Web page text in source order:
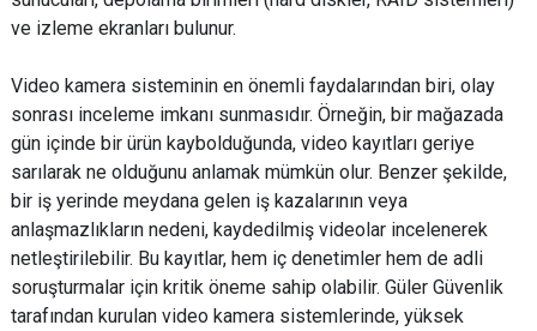
ve izleme ekranları bulunur.
Video kamera sisteminin en önemli faydalarından biri, olay
sonrası inceleme imkanı sunmasıdır. Örneğin, bir mağazada
gün içinde bir ürün kaybolduğunda, video kayıtları geriye
sarılarak ne olduğunu anlamak mümkün olur. Benzer şekilde,
bir iş yerinde meydana gelen iş kazalarının veya
anlaşmazlıkların nedeni, kaydedilmiş videolar incelenerek
netleştirilebilir. Bu kayıtlar, hem iç denetimler hem de adli
soruşturmalar için kritik öneme sahip olabilir. Güler Güvenlik
tarafından kurulan video kamera sistemlerinde, yüksek